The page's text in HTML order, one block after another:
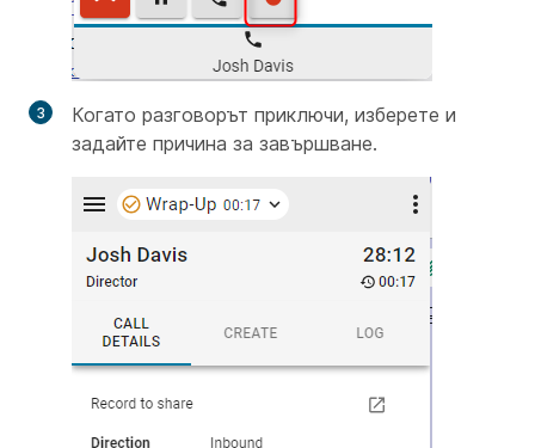
Когато разговорът приключи, изберете и
задайте причина за завършване.